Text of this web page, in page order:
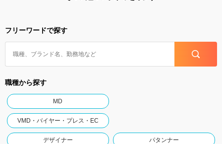
フリーワードで探す
職種から探す
MD
VMD・バイヤー・プレス・EC
デザイナー パタンナー